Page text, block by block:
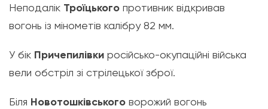
Неподалік Троїцького противник відкривав
вогонь із мінометів калібру 82 мм.
У бік Причепилівки російсько-окупаційні війська
вели обстріл зі стрілецької зброї.
Біля Новотошківського ворожий вогонь